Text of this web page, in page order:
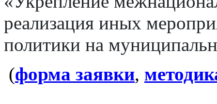
реализация иных
политики на
(форма заявки,